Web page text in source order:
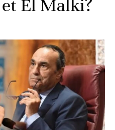
El Malki?